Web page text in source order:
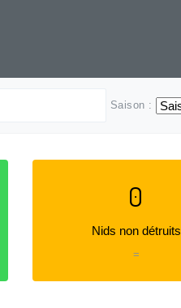
Saison :
0
Nids non détruits
=